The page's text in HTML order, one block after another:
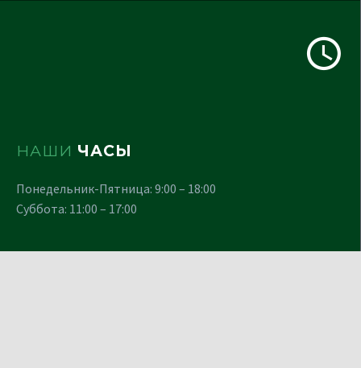
НАШИ ЧАСЫ
Понедельник-Пятница: 9:00 – 18:00
Суббота: 11:00 – 17:00